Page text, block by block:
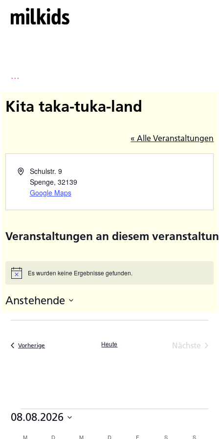
...
Kita taka-tuka-land
« Alle Veranstaltungen
Schulstr. 9
Spenge, 32139
Google Maps
Veranstaltungen an diesem
HinweisEs wurden keine Ergebnisse gefunden.
Anstehende
wählen.
Vorherige Heute
Nächste
Veranstaltungen
08.08.2026
MMONTAG DDIENSTAGM MITTWOCH
DDONNERSTAG
F SSAMSTAGS